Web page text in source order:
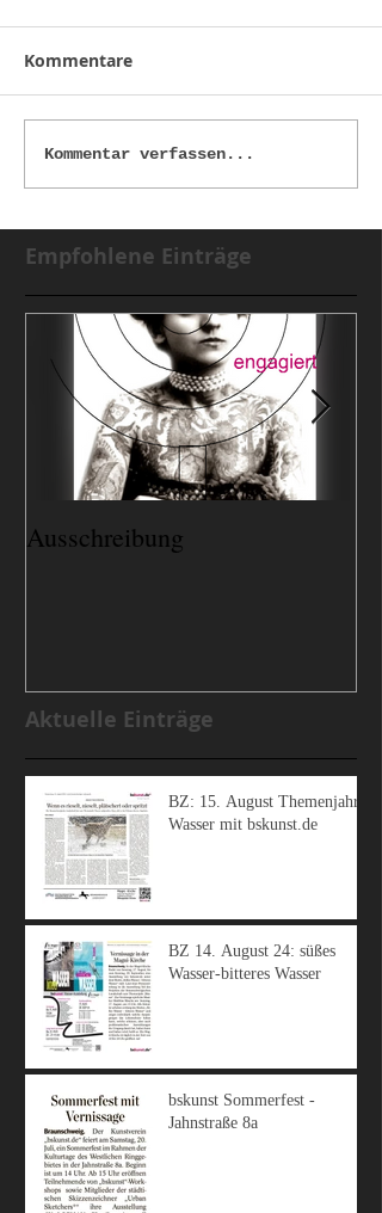
Kommentare
Kommentar verfassen...
Empfohlene Einträge
Ausschreibung
Aktuelle Einträge
BZ: 15. August Themenjahr
Wasser mit bskunst.de
BZ 14. August 24: süßes
Wasser-bitteres Wasser
bskunst Sommerfest -
Jahnstraße 8a